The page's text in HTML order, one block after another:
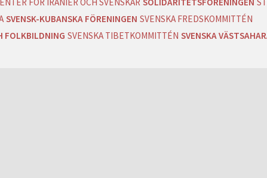
SVENSK-KUBANSKA FÖRENINGEN SVENSKA FREDSKOMMITTÉN
FOLKBILDNING SVENSKA TIBETKOMMITTÉN SVENSKA